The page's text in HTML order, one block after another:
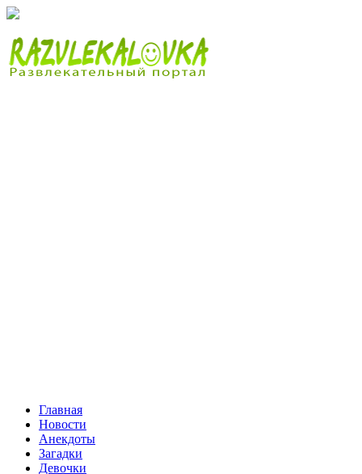
Главная
Новости
Анекдоты
Загадки
Девочки